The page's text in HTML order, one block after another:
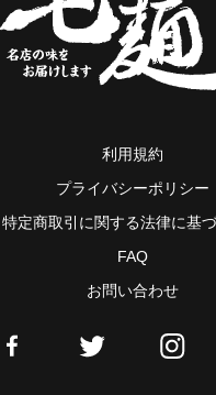
利用規約
プライバシーポリシー
特定商取引に関する法律に基
FAQ
お問い合わせ